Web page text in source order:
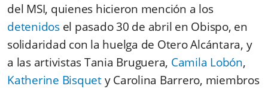
del MSI, quienes hicieron mención a los
detenidosel pasado 30 de abril en Obispo, en
solidaridad con la huelga de Otero Alcántara, y
a las artivistas Tania Bruguera, Camila Lobón,
Katherine Bisquety Carolina Barrero, miembros